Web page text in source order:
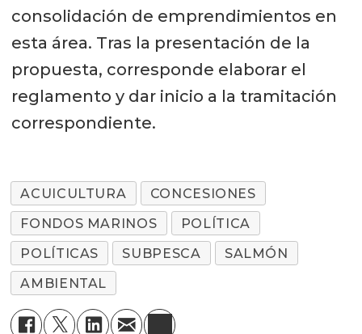
consolidación de emprendimientos en
esta área. Tras la presentación de la
propuesta, corresponde elaborar el
reglamento y dar inicio a la tramitación
correspondiente.
ACUICULTURA
CONCESIONES
FONDOS MARINOS
POLÍTICA
POLÍTICAS
SUBPESCA
SALMÓN
AMBIENTAL